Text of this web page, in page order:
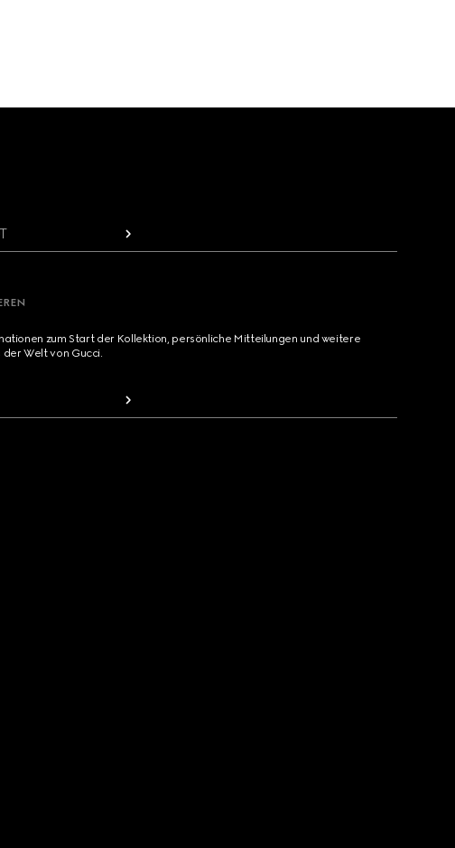
zum Start der Kollektion, persönliche Mitteilungen und weitere
Welt von Gucci.